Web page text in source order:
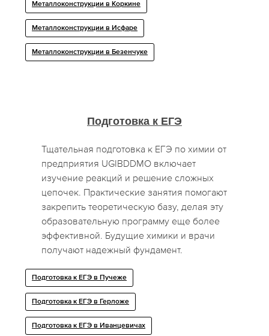
Металлоконструкции в Коркине
Металлоконструкции в Исфаре
Металлоконструкции в Безенчуке
Подготовка к ЕГЭ
Тщательная подготовка к ЕГЭ по химии от
предприятия UGIBDDMO включает
изучение реакций и решение сложных
цепочек. Практические занятия помогают
закрепить теоретическую базу, делая эту
образовательную программу еще более
эффективной. Будущие химики и врачи
получают надежный фундамент.
Подготовка к ЕГЭ в Пучеже
Подготовка к ЕГЭ в Герложе
Подготовка к ЕГЭ в Иванцевичах